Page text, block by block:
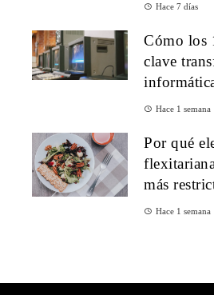
Hace 7 días
Cómo los
clave
Hace 1 semana
Por qué
más
Hace 1 semana